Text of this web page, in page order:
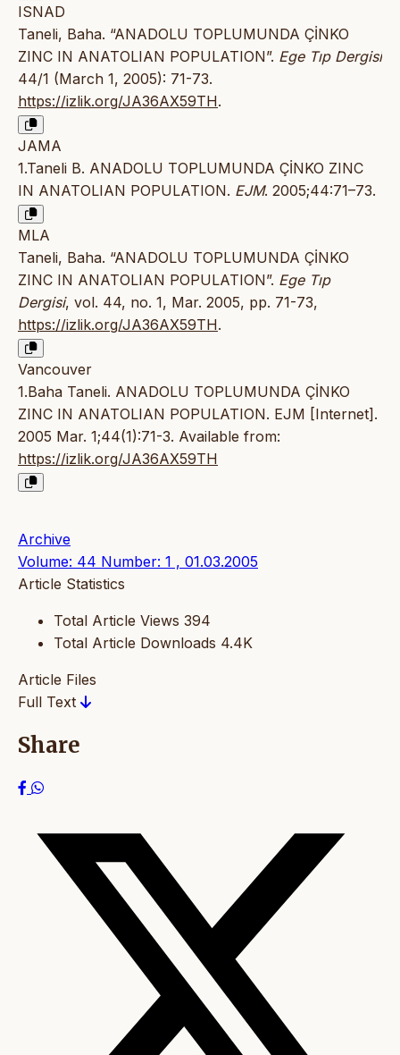
ISNAD
Taneli, Baha. “ANADOLU TOPLUMUNDA ÇİNKO
ZINC IN ANATOLIAN POPULATION”. Ege Tıp Dergisi
44/1 (March 1, 2005): 71-73.
https://izlik.org/JA36AX59TH.
JAMA
1.Taneli B. ANADOLU TOPLUMUNDA ÇİNKO ZINC
IN ANATOLIAN POPULATION. EJM. 2005;44:71–73.
MLA
Taneli, Baha. “ANADOLU TOPLUMUNDA ÇİNKO
ZINC IN ANATOLIAN POPULATION”. Ege Tıp
Dergisi, vol. 44, no. 1, Mar. 2005, pp. 71-73,
https://izlik.org/JA36AX59TH.
Vancouver
1.Baha Taneli. ANADOLU TOPLUMUNDA ÇİNKO
ZINC IN ANATOLIAN POPULATION. EJM [Internet].
2005 Mar. 1;44(1):71-3. Available from:
https://izlik.org/JA36AX59TH
Archive
Volume: 44 Number: 1 , 01.03.2005
Article Statistics
Total Article Views 394
Total Article Downloads 4.4K
Article Files
Full Text
Share